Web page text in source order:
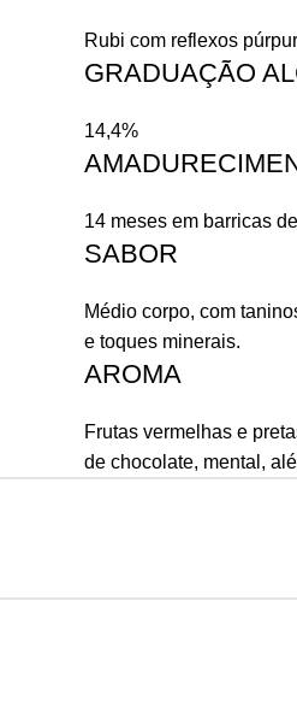
Rubi com reflexos
GRADUAÇÃO
14,4%
14 meses em barricas
SABOR
Médio corpo, com
e toques minerais.
AROMA
Frutas vermelhas e
de chocolate, mental,